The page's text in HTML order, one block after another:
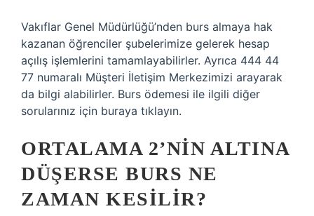
Vakıflar Genel Müdürlüğü’nden burs almaya hak
kazanan öğrenciler şubelerimize gelerek hesap
açılış işlemlerini tamamlayabilirler. Ayrıca 444 44
77 numaralı Müşteri İletişim Merkezimizi arayarak
da bilgi alabilirler. Burs ödemesi ile ilgili diğer
sorularınız için buraya tıklayın.
ORTALAMA 2’NIN ALTINA
DÜŞERSE BURS NE
ZAMAN KESILIR?